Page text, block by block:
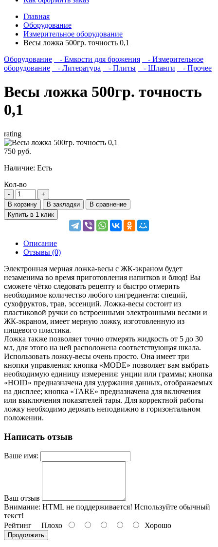
Главная
Оборудование
Измерительное оборудование
Весы ложка 500гр. точность 0,1
Оборудование
- Емкости для брожения
- Измерительное
оборудование
- Литература - Плиты - Шланги - Прочее
Весы ложка 500гр. точность
0,1
rating
750 руб.
Наличие: Есть
Кол-во
В корзину В закладки
В сравнение
Купить в 1 клик
Описание
Отзывы (0)
Электронная мерная ложка-весы с ЖК-экраном будет
незаменима во время приготовления напитков и блюд! Вы
сможете чётко следовать рецепту и быстро отмерить
необходимое количество любого ингредиента: специй,
сухофруктов, трав, эссенций. Ложка-весы состоит из
пластиковой ручки со встроенными электронными весами и
ЖК-экраном, имеет мерную ложку, изготовленную из
пищевого пластика.
Ложка также позволяет точно отмерять жидкость от 5 до 30
мл, для этого на ней расположена соответствующая шкала.
Использовать ложку-весы очень просто. Она имеет три
кнопки управления: кнопка «MODE» позволяет вам выбрать
необходимую единицу измерения: унции или граммы; кнопка
«HOID» предназначена для удержания данных, отображаемых
на дисплее; кнопка «TARE» предназначена для включения
или выключения показателей тары. Для корректной работы
ложку необходимо держать неподвижно в горизонтальном
положении.
Написать отзыв
Ваше имя:
Ваш отзыв
Внимание: HTML не поддерживается! Используйте обычный
текст!
Рейтинг Плохо Хорошо
Продолжить